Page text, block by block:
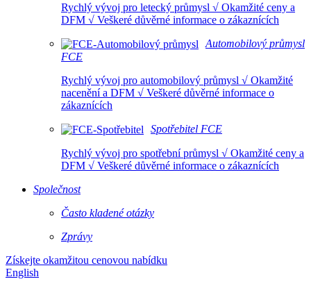
Rychlý vývoj pro letecký průmysl √ Okamžité ceny a
DFM √ Veškeré důvěrné informace o zákaznících
Automobilový průmysl
FCE
Rychlý vývoj pro automobilový průmysl √ Okamžité
nacenění a DFM √ Veškeré důvěrné informace o
zákaznících
Spotřebitel FCE
Rychlý vývoj pro spotřební průmysl √ Okamžité ceny a
DFM √ Veškeré důvěrné informace o zákaznících
Společnost
Často kladené otázky
Zprávy
Získejte okamžitou cenovou nabídku
English